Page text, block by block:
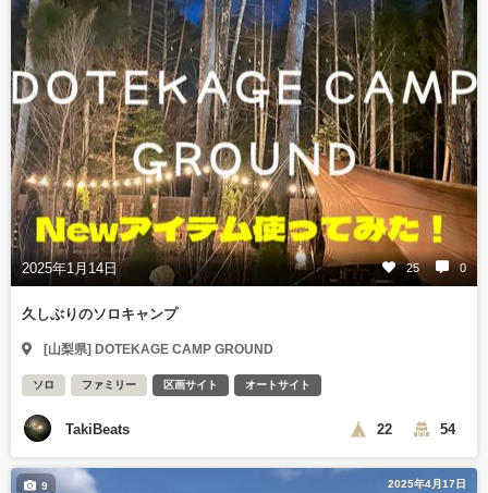
2025年1月14日 25 0
久しぶりのソロキャンプ
[山梨県] DOTEKAGE CAMP GROUND
ソロ ファミリー 区画サイト オートサイト
TakiBeats 22 54
2025年4月17日
9